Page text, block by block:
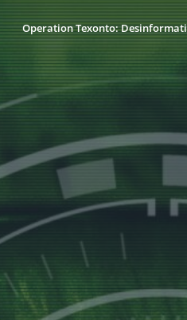
Operation Texonto: